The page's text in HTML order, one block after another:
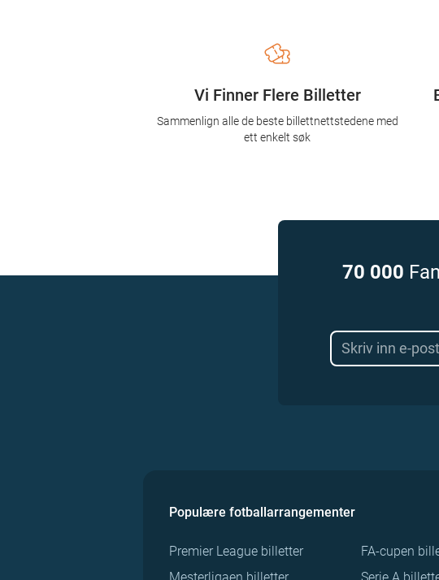
Vi Finner Flere Billetter
Sammenlign alle de beste billettnettstedene med
ett enkelt søk
70 000
Populære fotballarrangementer
Premier League billetter
FA-cupen